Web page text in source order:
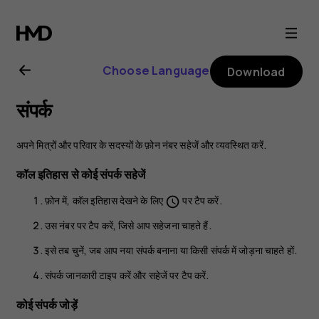
Nokia
2.1
user
guide
Choose Language Download
संपर्क
अपने मित्रों और परिवार के सदस्यों के फ़ोन नंबर सहेजें और व्यवस्थित करें.
कॉल इतिहास से कोई संपर्क सहेजें
फ़ोनमें, कॉल इतिहास देखने के लिए schedule पर टैप करें.
उस नंबर पर टैप करें, जिसे आप सहेजना चाहते हैं.
इसे तब चुनें, जब आपनया संपर्क बनाना याकिसी संपर्क में जोड़नाचाहते हों.
संपर्क जानकारी टाइप करें और सहेजेंपर टैप करें.
कोई संपर्क जोड़ें